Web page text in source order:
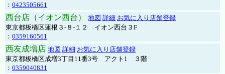
： 0423505661
西台店（イオン西台） 地図 詳細 お気に入り店舗登録
東京都板橋区蓮根３-８-１２ イオン西台３F
： 0359160561
西友成増店 地図 詳細 お気に入り店舗登録
東京都板橋区成増3丁目11番3号 アクト1 ３階
： 0359040831